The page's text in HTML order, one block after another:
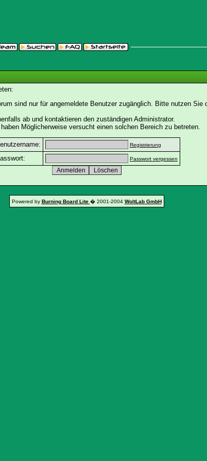
sind nur für angemeldete Benutzer zugänglich. Bitte nutzen
ab und kontaktieren den zuständigen Administrator.
Möglicherweise versucht einen solchen Bereich zu betreten.
Registrierung
Passwort vergessen
Powered by Burning Board Lite � 2001-2004 WoltLab GmbH